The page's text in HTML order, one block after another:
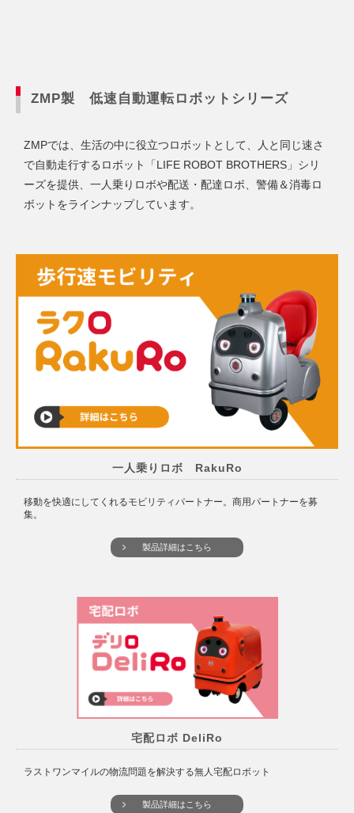
ZMP製 低速自動運転ロボットシリーズ
ZMPでは、生活の中に役立つロボットとして、人と同じ速さ
で自動走行するロボット「LIFE ROBOT BROTHERS」シリ
ーズを提供、一人乗りロボや配送・配達ロボ、警備＆消毒ロ
ボットをラインナップしています。
一人乗りロボ RakuRo
移動を快適にしてくれるモビリティパートナー。商用パートナーを募
集。
製品詳細はこちら
宅配ロボ DeliRo
ラストワンマイルの物流問題を解決する無人宅配ロボット
製品詳細はこちら